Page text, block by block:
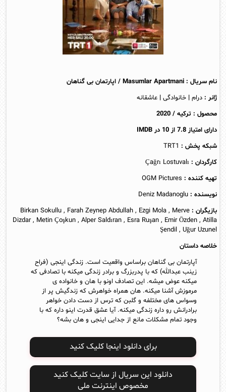
نام سریال : Masumlar Apartmani / اپارتمان بی گناهان
ژانر : درام| خانوادگی | عاشقانه
محصول : ترکیه / 2020
دارای امتیاز 7.8 از 10 در
IMDB
شبکه پخش : TRT1
کارگردان : Çağrı Lostuvalı
تهیه کننده : OGM Pictures
نویسنده : Deniz Madanoglu
بازیگران : Birkan Sokullu , Farah Zeynep Abdullah , Ezgi Mola , Merve
Dizdar , Metin Çoşkun , Alper Saldıran , Esra Ruşan , Emir Özden , Atilla
Şendil , Uğur Uzunel
خلاصه داستان
آپارتمان بی گناهان براساس واقعیت است. زندگی اینجی (فراح
زینب عبدالله) که با پدربزرگ و برادر زندگی میکنه با تصادفی که
میکنه عوض میشه. این تصادف اونو با هان و خانواده ی
مرموزش آشنا میکنه. هان همراه خواهرش که زندگیش پر از
وسواس های مختلفه و گلبن که ترس از دست دادن خواهر
برادرانش رو داره زندگی میکنه. آیا عشق قدرت اینو داره که با
وجود تمام مشکلات مانع از جدایی اینجی و هان بشه؟
برای دانلود اینجا کلیک کنید
دانلود این سریال از سایت کلیک کنید
مخصوص اینترنت ملی